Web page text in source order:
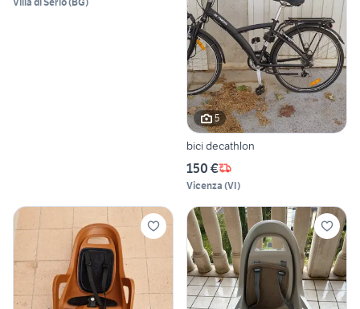
5
bici decathlon
150 €
Vicenza (VI)